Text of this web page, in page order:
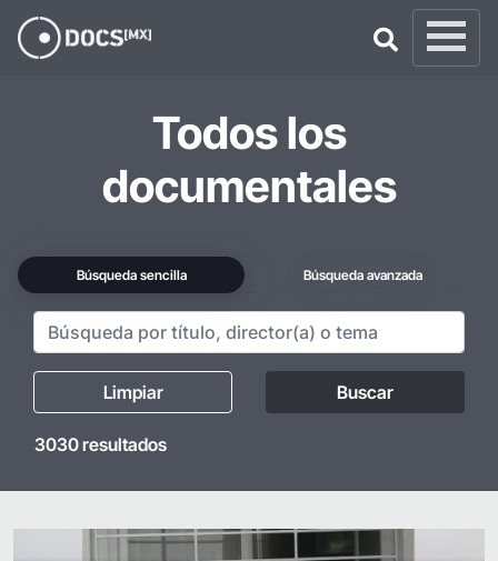
×
Todos los
documentales
Búsqueda sencilla Búsqueda avanzada
Limpiar Buscar
3030 resultados